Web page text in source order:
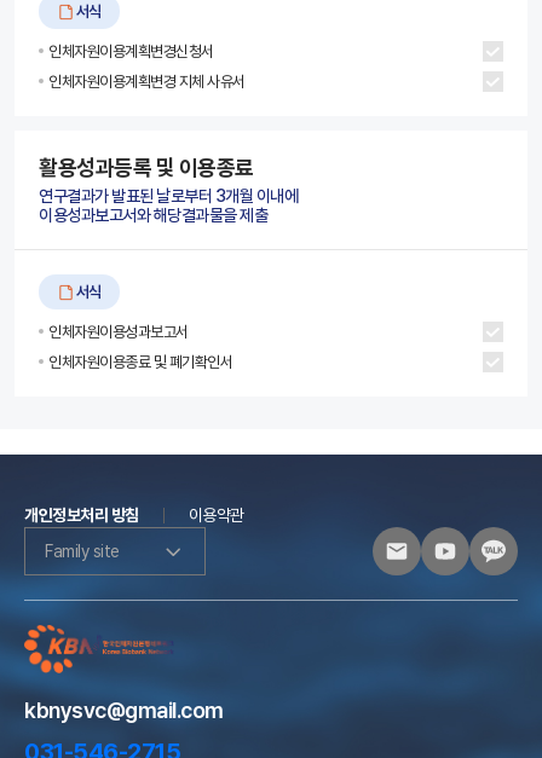
서식
인체자원이용계획변경신청서
인체자원이용계획변경 지체 사유서
활용성과등록 및 이용종료
연구결과가 발표된 날로부터 3개월 이내에
이용성과보고서와 해당결과물을 제출
서식
인체자원이용성과보고서
인체자원이용종료 및 폐기확인서
개인정보처리 방침
이용약관
Family site
kbnysvc@gmail.com